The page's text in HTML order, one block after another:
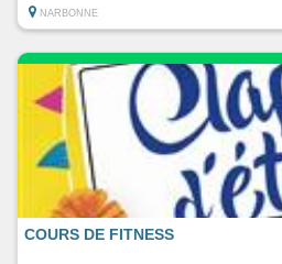
NARBONNE
COURS DE FITNESS